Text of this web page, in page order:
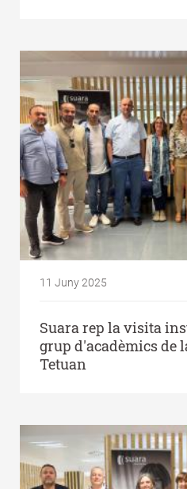
11 Juny 2025
Suara rep la visita
grup d'acadèmics de
Tetuan